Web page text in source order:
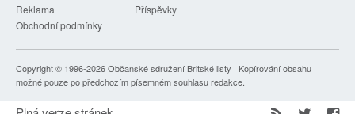
Reklama
Příspěvky
Obchodní podmínky
Copyright © 1996-2026Občanské sdružení Britské listy | Kopírování obsahu
možné pouze po předchozím písemném souhlasu redakce.